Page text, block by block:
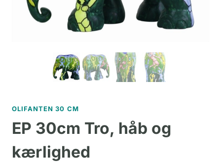
OLIFANTEN 30 CM
EP 30cm Tro, håb og
kærlighed